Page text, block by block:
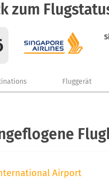
zum
Fluggerät
Airport